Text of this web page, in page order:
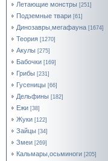
Летающие монстры [251]
Подземные твари [61]
Динозавры,мегафауна [1674]
Теория [1270]
Акулы [275]
Бабочки [169]
Грибы [231]
Гусеницы [66]
Дельфины [182]
Ежи [38]
Жуки [122]
Зайцы [34]
Змеи [269]
Кальмары,осьминоги [205]